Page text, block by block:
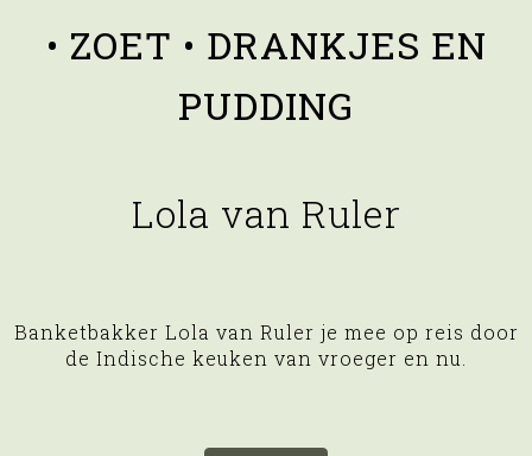
• ZOET • DRANKJES EN
PUDDING
Lola van Ruler
Banketbakker Lola van Ruler je mee op reis door
de Indische keuken van vroeger en nu.